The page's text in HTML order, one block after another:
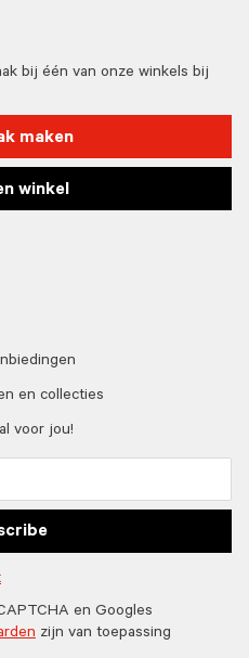
bij één van onze winkels bij
maken
winkel
en collecties
voor jou!
en Googles
zijn van toepassing